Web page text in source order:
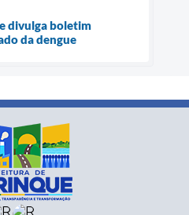
divulga boletim
da dengue